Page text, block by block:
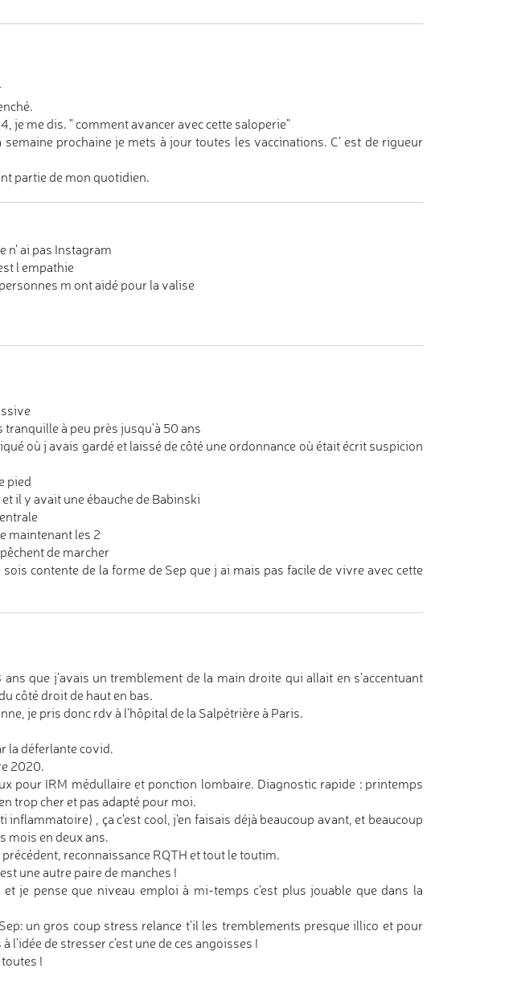
je me dis. " comment avancer avec cette saloperie"
prochaine je mets à jour toutes les vaccinations. C' est de rigueur
partie de mon quotidien.
n' ai pas Instagram
l empathie
m ont aidé pour la valise
tranquille à peu près jusqu'à 50 ans
où j avais gardé et laissé de côté une ordonnance où était écrit suspicion
pied
il y avait une ébauche de Babinski
maintenant les 2
de marcher
contente de la forme de Sep que j ai mais pas facile de vivre avec cette
que j'avais un tremblement de la main droite qui allait en s'accentuant
côté droit de haut en bas.
je pris donc rdv à l'hôpital de la Salpétrière à Paris.
la déferlante covid.
2020.
pour IRM médullaire et ponction lombaire. Diagnostic rapide : printemps
trop cher et pas adapté pour moi.
, ça c'est cool, j'en faisais déjà beaucoup avant, et beaucoup
mois en deux ans.
reconnaissance RQTH et tout le toutim.
une autre paire de manches !
je pense que niveau emploi à mi-temps c'est plus jouable que dans la
un gros coup stress relance t'il les tremblements presque illico et pour
l'idée de stresser c'est une de ces angoisses !
!